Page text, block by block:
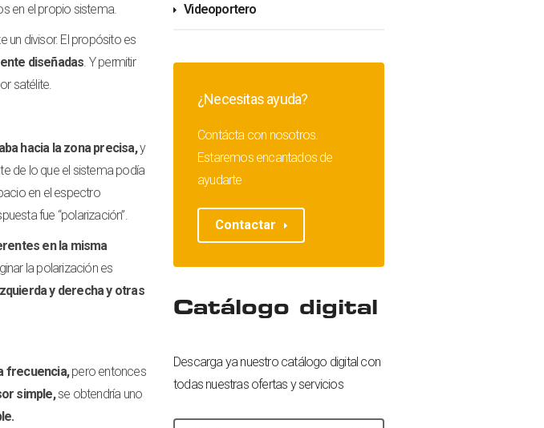
en el propio sistema.
un divisor. El propósito es
diseñadas . Y permitir
satélite.
hacia la zona precisa,y
de lo que el sistema podía
en el espectro
fue “polarización”.
en la misma
la polarización es
y derecha y otras
frecuencia,pero entonces
simple,se obtendría uno
Videoportero
¿Necesitas ayuda?
Contácta con nosotros.
Estaremos encantados de
ayudarte
Contactar
Catálogo digital
Descarga ya nuestro catálogo digital con
todas nuestras ofertas y servicios